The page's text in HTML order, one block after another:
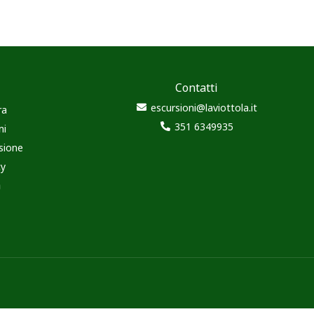
Contatti
escursioni@laviottola.it
351 6349935